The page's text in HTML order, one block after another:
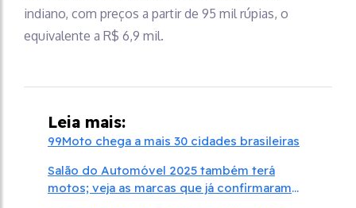
indiano, com preços a partir de 95 mil rúpias, o
equivalente a R$ 6,9 mil.
Leia mais:
99Moto chega a mais 30 cidades brasileiras
Salão do Automóvel 2025 também terá
motos; veja as marcas que já confirmaram